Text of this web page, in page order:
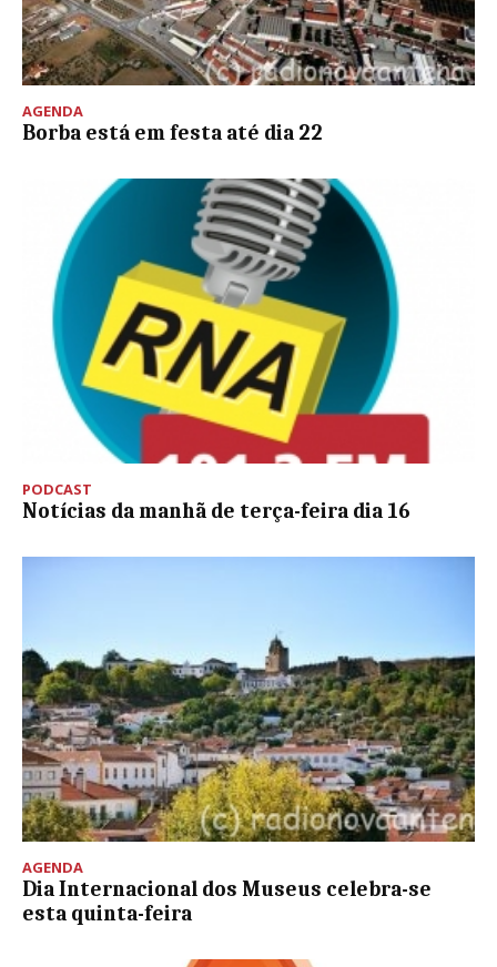
AGENDA
Borba está em festa até dia 22
PODCAST
Notícias da manhã de terça-feira dia 16
AGENDA
Dia Internacional dos Museus celebra-se
esta quinta-feira